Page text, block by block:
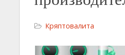
Кряптовалита